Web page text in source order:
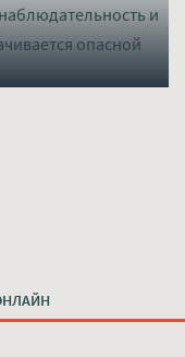
и
опасной